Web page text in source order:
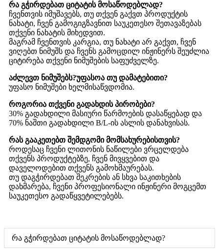
რა გჭირდებათ ციტატის მოსაწოდებლად?
ჩვენთვის იმუშავებს, თუ თქვენ გაქვთ პროდუქტის
ნახატი, ჩვენ გამოგიგზავნით საუკეთესო შეთავაზებას
თქვენი ნახატის მიხედვით.
მაგრამ ჩვენთვის კარგია, თუ ნახატი არ გაქვთ, ჩვენ
ვიღებთ ნიმუშს და ჩვენს გამოცდილ ინჟინერს შეუძლია
ციტირება თქვენი ნიმუშების საფუძველზე.
აძლევთ ნიმუშებს?უფასოა თუ დამატებითი?
უფასო ნიმუშები ხელმისაწვდომია.
როგორია თქვენი გადახდის პირობები?
30% გადახდილი მასიური წარმოების დასაწყებად და
70% ნაშთი გადახდილი B/L-ის ასლის დანახვისას.
რას გააკეთებთ შემდგომი მომსახურებისთვის?
როდესაც ჩვენი ლითონის ნაწილები ვრცელდება
თქვენს პროდუქტებზე, ჩვენ მივყვებით და
დაველოდებით თქვენს გამოხმაურებას.
თუ დაგჭირდებათ შეკრების ან სხვა საკითხების
დახმარება, ჩვენი პროფესიონალი ინჟინერი მოგცემთ
საუკეთესო გადაწყვეტილებებს.
რა გჭირდებათ ციტატის მოსაწოდებლად?